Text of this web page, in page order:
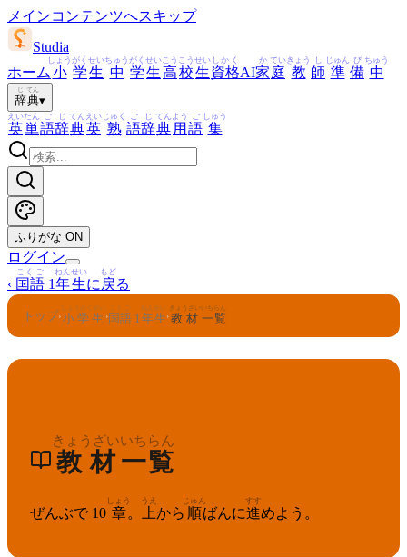
メインコンテンツへスキップ
Studia
ホーム 小
しょう
学
がく
生
せい
中
ちゅう
学
がく
生
せい
高
こう
校
こう
生
せい
資格
しかく
AI家
か
庭
てい
教
きょう
師
し
準
じゅん
備
び
中
ちゅう
辞
じ
典
てん
▾
英
えい
単
たん
語
ご
辞
じ
典
てん
英
えい
熟
じゅく
語
ご
辞
じ
典
てん
用
よう
語
ご
集
しゅう
ふりがな ON
ログイン
‹ 国語
こくご
1年生
ねんせい
に 戻
もど
る
トップ›小学生
しょうがくせい
›国語
こくご
1年生
ねんせい
› 教材
きょうざい
一覧
いちらん
教材
きょうざい
一覧
いちらん
ぜんぶで 10 章
しょう
。 上
うえ
から 順
じゅん
ばんに進
すす
めよう。